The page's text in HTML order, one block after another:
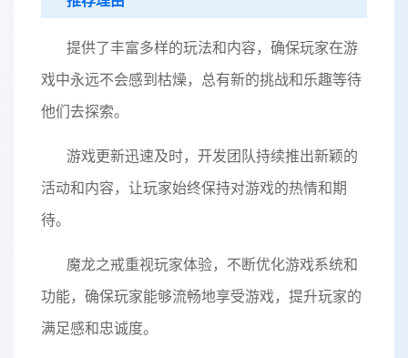
提供了丰富多样的玩法和内容，确保玩家在游
戏中永远不会感到枯燥，总有新的挑战和乐趣等待
他们去探索。
游戏更新迅速及时，开发团队持续推出新颖的
活动和内容，让玩家始终保持对游戏的热情和期
待。
魔龙之戒重视玩家体验，不断优化游戏系统和
功能，确保玩家能够流畅地享受游戏，提升玩家的
满足感和忠诚度。